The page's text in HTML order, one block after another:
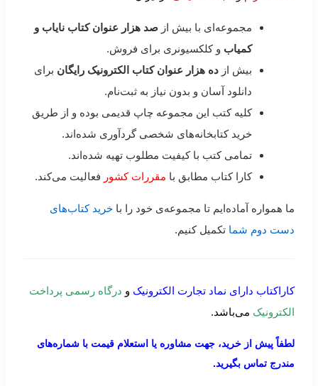
مجموعه‌ای با بیش از صد هزار عنوان کتاب نایاب و
کمیاب و کلکسیونری برای فروش.
بیش از ده هزار عنوان کتاب الکترونیک رایگان برای
دانلود آسان و بدون نیاز به ثبت‌نام.
کلیه کتب این مجموعه چاپ قدیمی بوده و از طریق
خرید کتابخانه‌های شخصی گردآوری شده‌اند.
تمامی کتب با کیفیت مطلوب تهیه شده‌اند.
کارا کتاب مطابق با مقررات کشور فعالیت می‌کند.
ما همواره آماده‌ایم تا مجموعه‌ی خود را با خرید کتاب‌های
دست دوم شما تکمیل کنیم.
کاراکتاب دارای نماد تجارت الکترونیک و درگاه رسمی پرداخت
الکترونیک می‌باشد.
لطفاً پیش از خرید، جهت مشاوره یا استعلام قیمت با شماره‌های
مندرج تماس بگیرید.